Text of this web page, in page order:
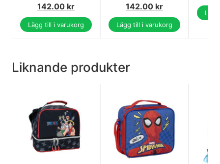
142.00 kr
Lägg till i varukorg
142.00 kr
Lägg till i varukorg
Liknande produkter